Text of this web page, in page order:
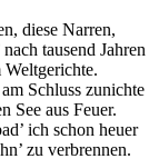
diese Narren,
tausend Jahren
Schluss zunichte
See aus Feuer.
ich schon heuer
zu verbrennen.